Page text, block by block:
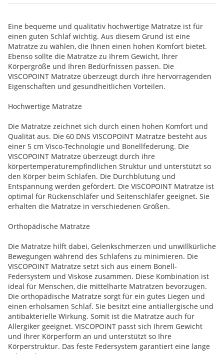
Eine bequeme und qualitativ hochwertige Matratze ist für
einen guten Schlaf wichtig. Aus diesem Grund ist eine
Matratze zu wählen, die Ihnen einen hohen Komfort bietet.
Ebenso sollte die Matratze zu Ihrem Gewicht, Ihrer
Körpergröße und Ihren Bedürfnissen passen. Die
VISCOPOINT Matratze überzeugt durch ihre hervorragenden
Eigenschaften und gesundheitlichen Vorteilen.
Hochwertige Matratze
Die Matratze zeichnet sich durch einen hohen Komfort und
Qualität aus. Die 60 DNS VISCOPOINT Matratze besteht aus
einer 5 cm Visco-Technologie und Bonellfederung. Die
VISCOPOINT Matratze überzeugt durch ihre
körpertemperaturempfindlichen Struktur und unterstützt so
den Körper beim Schlafen. Die Durchblutung und
Entspannung werden gefördert. Die VISCOPOINT Matratze ist
optimal für Rückenschläfer und Seitenschläfer geeignet. Sie
erhalten die Matratze in verschiedenen Größen.
Orthopädische Matratze
Die Matratze hilft dabei, Gelenkschmerzen und unwillkürliche
Bewegungen während des Schlafens zu minimieren. Die
VISCOPOINT Matratze setzt sich aus einem Bonell-
Federsystem und Viskose zusammen. Diese Kombination ist
ideal für Menschen, die mittelharte Matratzen bevorzugen.
Die orthopädische Matratze sorgt für ein gutes Liegen und
einen erholsamen Schlaf. Sie besitzt eine antiallergische und
antibakterielle Wirkung. Somit ist die Matratze auch für
Allergiker geeignet. VISCOPOINT passt sich Ihrem Gewicht
und Ihrer Körperform an und unterstützt so Ihre
Körperstruktur. Das feste Federsystem garantiert eine lange